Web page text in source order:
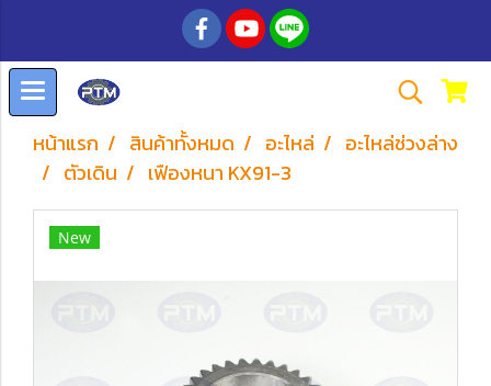
หน้าแรก สินค้าทั้งหมด อะไหล่
อะไหล่ช่วงล่าง
ตัวเดิน
เฟืองหนา KX91-3
New